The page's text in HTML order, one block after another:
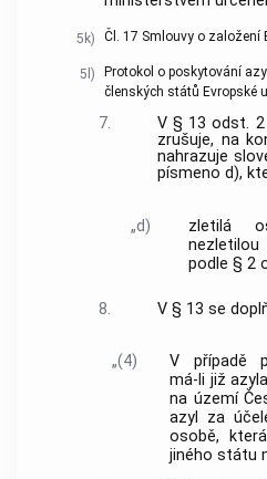
5k) Čl. 17 Smlouvy o založení
5l)
Protokol o poskytování
členských států Evropské
7.
V § 13 odst. 2
zrušuje, na
nahrazuje
písmeno d),
„d)
zletilá
podle § 2
8. V § 13 se
„(4)
V případě
má-li již
na území
azyl za
osobě,
jiného státu